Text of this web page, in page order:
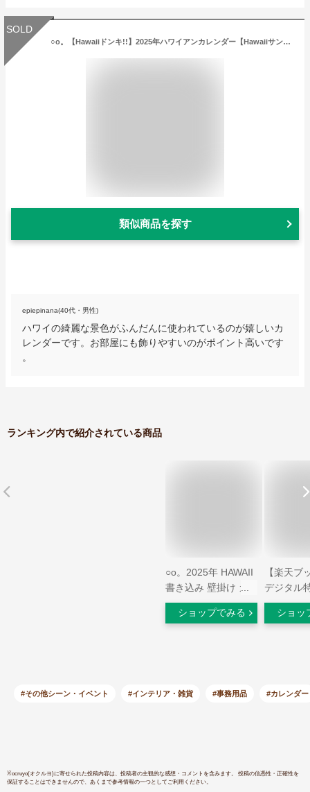
SOLD
○o。【Hawaiiドンキ!!】2025年ハワイアンカレンダー【Hawaiiサンセット】 ハワイ直輸入・数量限定!!ハワイアン雑貨 ハワイ雑貨 ハワイアンインテリア 海 ワイキキ サンセット 夕暮れ ヤシの木 ハワイカレンダー お土産 プレゼント ドン・キホーテ ハワイ。o○
類似商品を探す
epiepinana(40代・男性)
ハワイの綺麗な景色がふんだんに使われているのが嬉しいカ
レンダーです。お部屋にも飾りやすいのがポイント高いです
。
ランキング内で紹介されている商品
○o。2025年 HAWAII
書き込み 壁掛け カ
レンダー ハワイ
Aloha Story【ハワイ
シの木 ワイキキ サ
ント。o○
ショップでみる
【楽天ブ
デジタル
ワイがい
瞬間』
紙・バー
ショッ
#その他シーン・イベント #インテリア・雑貨 #事務用品 #カレンダー
※ocruyo(オクルヨ)に寄せられた投稿内容は、投稿者の主観的な感想・コメントを含みます。 投稿の信憑性・正確性を
保証することはできませんので、あくまで参考情報の一つとしてご利用ください。